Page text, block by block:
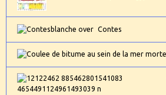
Contes